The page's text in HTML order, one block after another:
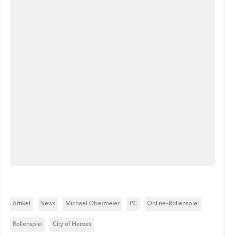
Artikel News Michael Obermeier PC Online-Rollenspiel
Rollenspiel City of Heroes